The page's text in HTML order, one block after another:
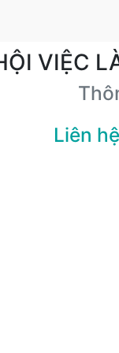
VIỆC
Liên hệ